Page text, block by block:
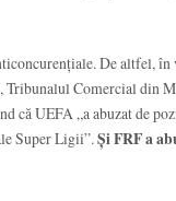
De altfel,
Comercial din
că UEFA „a abuzat de
Super Ligii”.Și FRF a